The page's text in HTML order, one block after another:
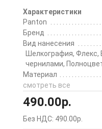
Характеристики
Panton
Бренд
Вид нанесения
Шелкография,
чернилами,
Материал
смотреть все
490.00р.
Без НДС: 490.00р.